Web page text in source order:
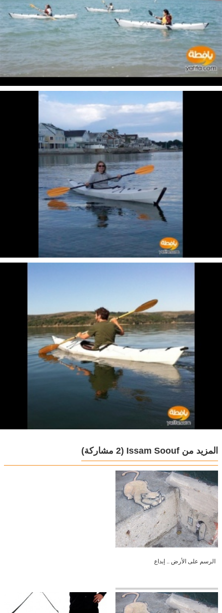
المزيد من Issam Soouf (2 مشاركة)
الرسم على الأرض .. إبداع